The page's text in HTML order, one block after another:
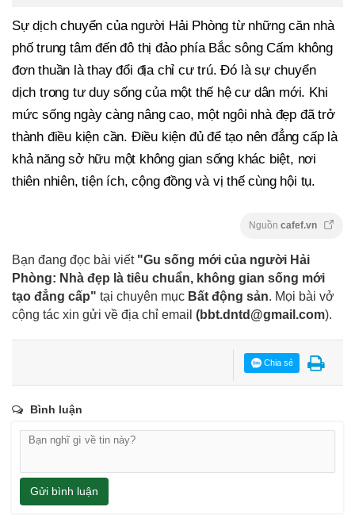
Sự dịch chuyển của người Hải Phòng từ những căn nhà
phố trung tâm đến đô thị đảo phía Bắc sông Cấm không
đơn thuần là thay đổi địa chỉ cư trú. Đó là sự chuyển
dịch trong tư duy sống của một thế hệ cư dân mới. Khi
mức sống ngày càng nâng cao, một ngôi nhà đẹp đã trở
thành điều kiện cần. Điều kiện đủ để tạo nên đẳng cấp là
khả năng sở hữu một không gian sống khác biệt, nơi
thiên nhiên, tiện ích, cộng đồng và vị thế cùng hội tụ.
Nguồn cafef.vn
Bạn đang đọc bài viết "Gu sống mới của người Hải
Phòng: Nhà đẹp là tiêu chuẩn, không gian sống mới
tạo đẳng cấp" tại chuyên mục Bất động sản. Mọi bài vở
cộng tác xin gửi về địa chỉ email (bbt.dntd@gmail.com).
Chia sẻ
Bình luận
Gửi bình luận